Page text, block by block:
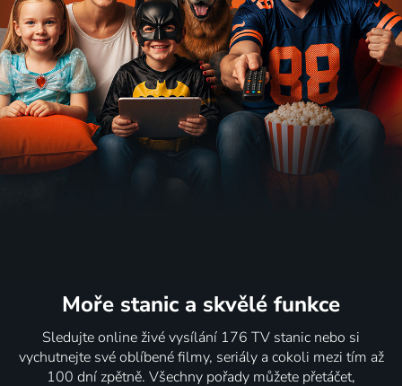
Moře stanic a skvělé funkce
Sledujte online živé vysílání 176 TV stanic nebo si
vychutnejte své oblíbené filmy, seriály a cokoli mezi tím až
100 dní zpětně. Všechny pořady můžete přetáčet,